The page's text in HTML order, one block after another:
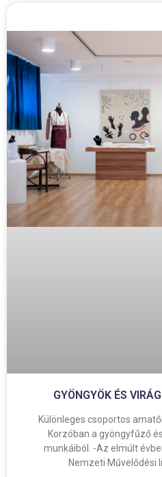
GYÖNGYÖK ÉS
Különleges csoportos
Korzóban a gyöngyfűző
munkáiból. -Az elmúlt
Nemzeti Művelődési